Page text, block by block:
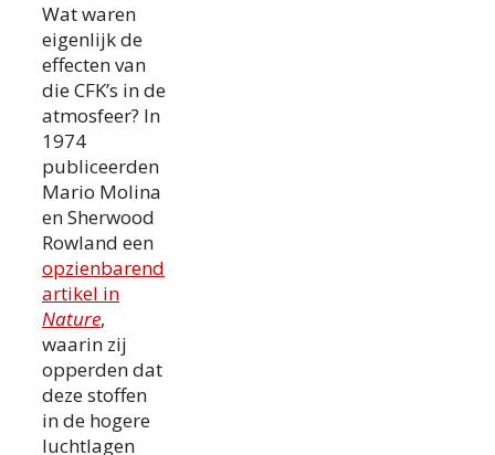
Wat waren
eigenlijk de
effecten van
die CFK’s in de
atmosfeer? In
1974
publiceerden
Mario Molina
en Sherwood
Rowland een
opzienbarend
artikel in
Nature,
waarin zij
opperden dat
deze stoffen
in de hogere
luchtlagen